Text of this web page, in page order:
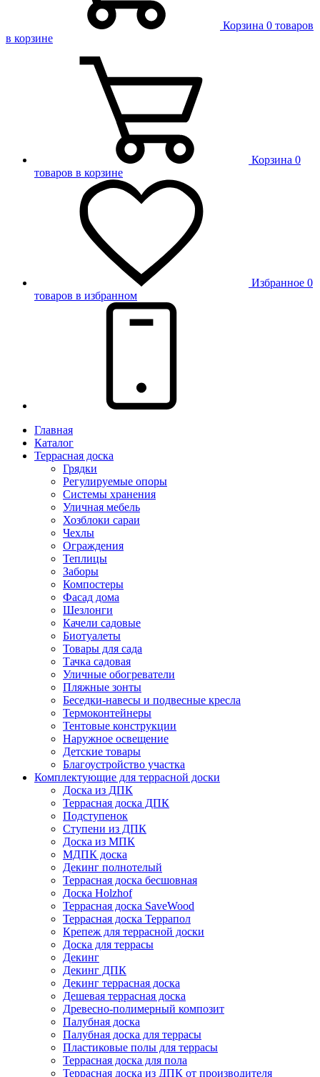
Корзина 0 товаров
в корзине
Корзина 0
товаров в корзине
Избранное 0
товаров в избранном
Главная
Каталог
Террасная доска
Грядки
Регулируемые опоры
Системы хранения
Уличная мебель
Хозблоки сараи
Чехлы
Ограждения
Теплицы
Заборы
Компостеры
Фасад дома
Шезлонги
Качели садовые
Биотуалеты
Товары для сада
Тачка садовая
Уличные обогреватели
Пляжные зонты
Беседки-навесы и подвесные кресла
Термоконтейнеры
Тентовые конструкции
Наружное освещение
Детские товары
Благоустройство участка
Комплектующие для террасной доски
Доска из ДПК
Террасная доска ДПК
Подступенок
Ступени из ДПК
Доска из МПК
МДПК доска
Декинг полнотелый
Террасная доска бесшовная
Доска Holzhof
Террасная доска SaveWood
Террасная доска Террапол
Крепеж для террасной доски
Доска для террасы
Декинг
Декинг ДПК
Декинг террасная доска
Дешевая террасная доска
Древесно-полимерный композит
Палубная доска
Палубная доска для террасы
Пластиковые полы для террасы
Террасная доска для пола
Террасная доска из ДПК от производителя